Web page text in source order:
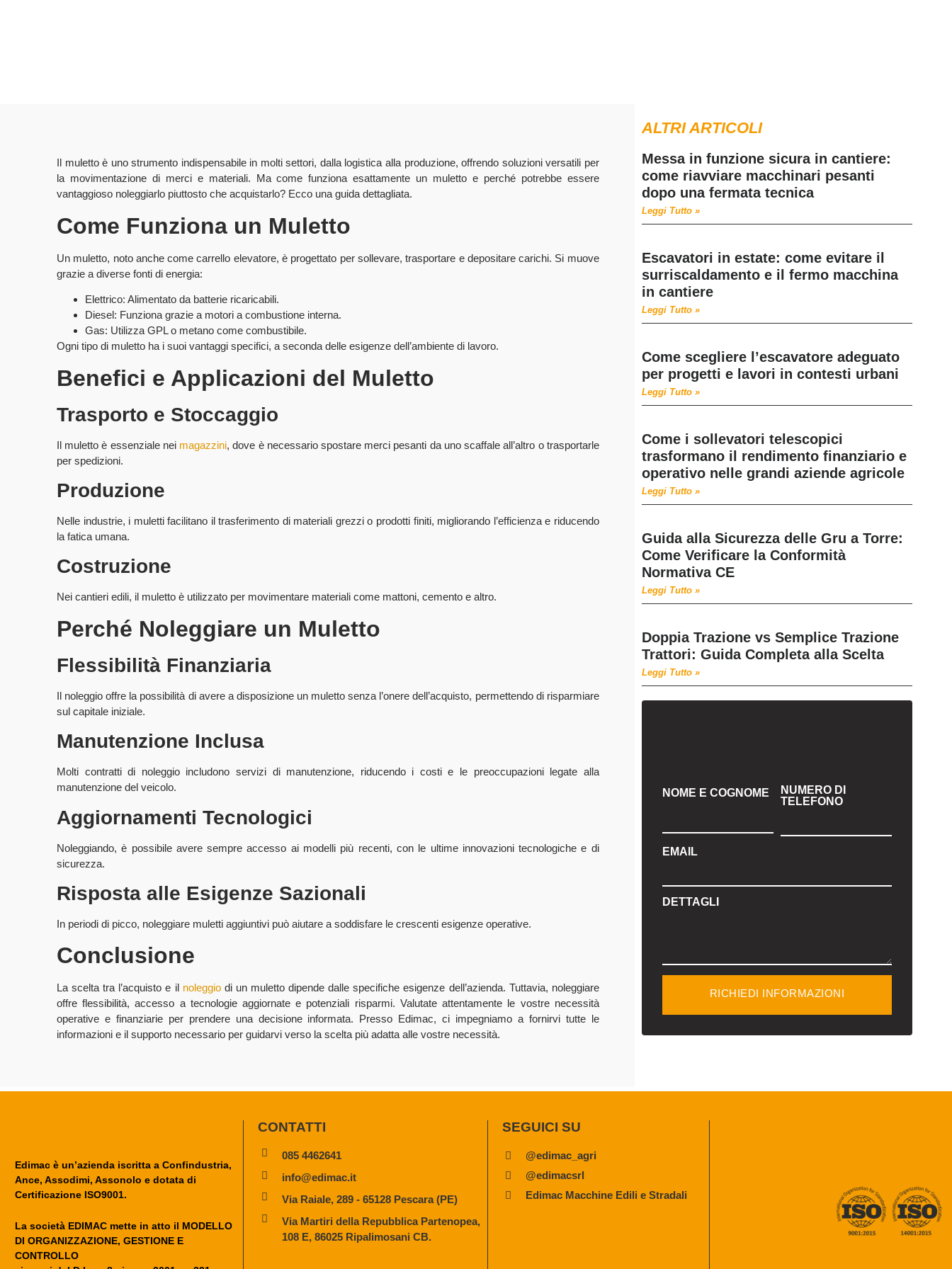
Il muletto è uno strumento indispensabile in molti settori, dalla logistica alla produzione, offrendo soluzioni versatili per
la movimentazione di merci e materiali. Ma come funziona esattamente un muletto e perché potrebbe essere
vantaggioso noleggiarlo piuttosto che acquistarlo? Ecco una guida dettagliata.
Come Funziona un Muletto
Un muletto, noto anche come carrello elevatore, è progettato per sollevare, trasportare e depositare carichi. Si muove
grazie a diverse fonti di energia:
Elettrico: Alimentato da batterie ricaricabili.
Diesel: Funziona grazie a motori a combustione interna.
Gas: Utilizza GPL o metano come combustibile.
Ogni tipo di muletto ha i suoi vantaggi specifici, a seconda delle esigenze dell’ambiente di lavoro.
Benefici e Applicazioni del Muletto
Trasporto e Stoccaggio
Il muletto è essenziale nei magazzini, dove è necessario spostare merci pesanti da uno scaffale all’altro o trasportarle
per spedizioni.
Produzione
Nelle industrie, i muletti facilitano il trasferimento di materiali grezzi o prodotti finiti, migliorando l’efficienza e riducendo
la fatica umana.
Costruzione
Nei cantieri edili, il muletto è utilizzato per movimentare materiali come mattoni, cemento e altro.
Perché Noleggiare un Muletto
Flessibilità Finanziaria
Il noleggio offre la possibilità di avere a disposizione un muletto senza l’onere dell’acquisto, permettendo di risparmiare
sul capitale iniziale.
Manutenzione Inclusa
Molti contratti di noleggio includono servizi di manutenzione, riducendo i costi e le preoccupazioni legate alla
manutenzione del veicolo.
Aggiornamenti Tecnologici
Noleggiando, è possibile avere sempre accesso ai modelli più recenti, con le ultime innovazioni tecnologiche e di
sicurezza.
Risposta alle Esigenze Sazionali
In periodi di picco, noleggiare muletti aggiuntivi può aiutare a soddisfare le crescenti esigenze operative.
Conclusione
La scelta tra l’acquisto e il noleggiodi un muletto dipende dalle specifiche esigenze dell’azienda. Tuttavia, noleggiare
offre flessibilità, accesso a tecnologie aggiornate e potenziali risparmi. Valutate attentamente le vostre necessità
operative e finanziarie per prendere una decisione informata. Presso Edimac, ci impegniamo a fornirvi tutte le
informazioni e il supporto necessario per guidarvi verso la scelta più adatta alle vostre necessità.
ALTRI ARTICOLI
Messa in funzione sicura in cantiere:
come riavviare macchinari pesanti
dopo una fermata tecnica
Leggi Tutto »
Escavatori in estate: come evitare il
surriscaldamento e il fermo macchina
in cantiere
Leggi Tutto »
Come scegliere l’escavatore adeguato
per progetti e lavori in contesti urbani
Leggi Tutto »
Come i sollevatori telescopici
trasformano il rendimento finanziario e
operativo nelle grandi aziende agricole
Leggi Tutto »
Guida alla Sicurezza delle Gru a Torre:
Come Verificare la Conformità
Normativa CE
Leggi Tutto »
Doppia Trazione vs Semplice Trazione
Trattori: Guida Completa alla Scelta
Leggi Tutto »
NOME E COGNOME
NUMERO DI
TELEFONO
EMAIL
DETTAGLI
RICHIEDI INFORMAZIONI
Edimac è un’azienda iscritta a Confindustria,
Ance, Assodimi, Assonolo e dotata di
Certificazione ISO9001.
La società EDIMAC mette in atto il MODELLO
DI ORGANIZZAZIONE, GESTIONE E
CONTROLLO
CONTATTI
085 4462641
info@edimac.it
Via Raiale, 289 - 65128 Pescara (PE)
Via Martiri della Repubblica Partenopea,
108 E, 86025 Ripalimosani CB.
SEGUICI SU
@edimac_agri
@edimacsrl
Edimac Macchine Edili e Stradali